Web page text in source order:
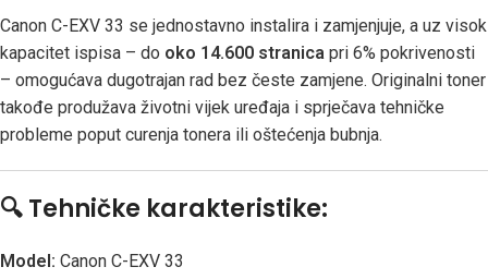
Canon C-EXV 33 se jednostavno instalira i zamjenjuje, a uz visok
kapacitet ispisa – do oko 14.600 stranica pri 6% pokrivenosti
– omogućava dugotrajan rad bez česte zamjene. Originalni toner
takođe produžava životni vijek uređaja i sprječava tehničke
probleme poput curenja tonera ili oštećenja bubnja.
🔍Tehničke karakteristike:
Model: Canon C-EXV 33